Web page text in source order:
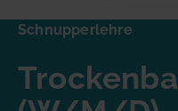
Schnupperlehre
Dann nimm gleich
Unternehmen auf!